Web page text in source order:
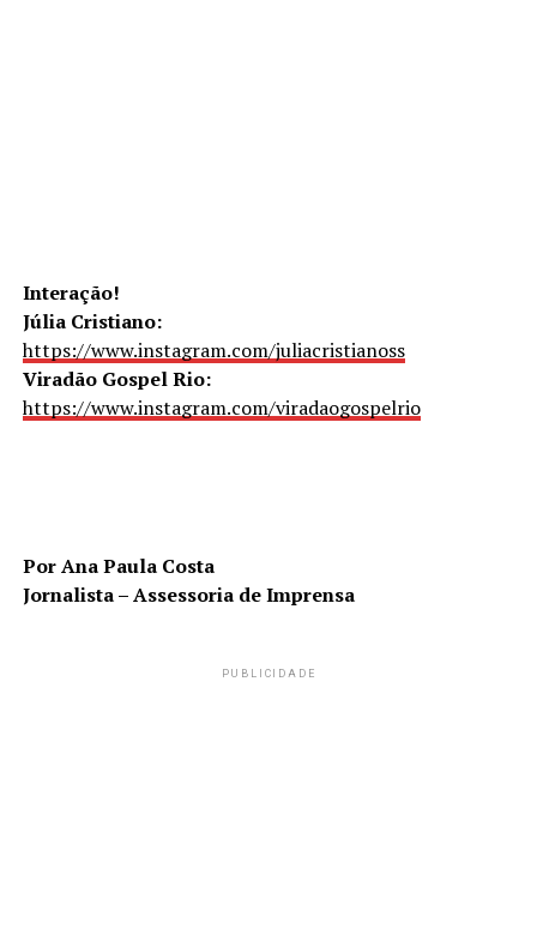
Interação!
Júlia Cristiano:
https://www.instagram.com/juliacristianoss
Viradão Gospel Rio:
https://www.instagram.com/viradaogospelrio
Por Ana Paula Costa
Jornalista – Assessoria de Imprensa
PUBLICIDADE